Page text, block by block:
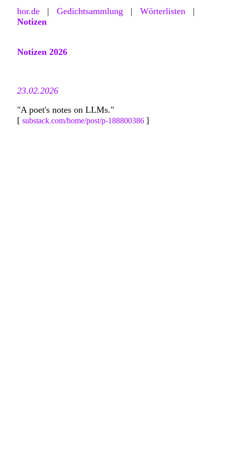
hor.de | Gedichtsammlung | Wörterlisten |
Notizen
Notizen 2026
23.02.2026
"A poet's notes on LLMs."
[ substack.com/home/post/p-188800386 ]